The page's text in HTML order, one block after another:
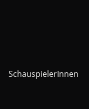
SchauspielerInnen